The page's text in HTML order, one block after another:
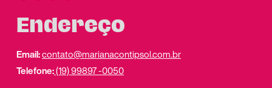
Endereço
Email:contato@marianacontipsol.com.br
Telefone:(19) 99897 -0050